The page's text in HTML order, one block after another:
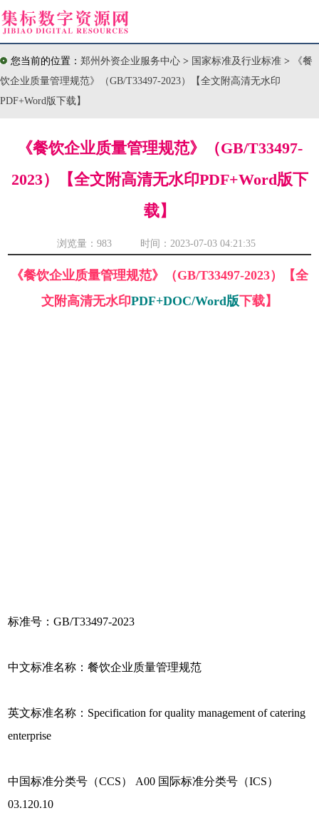
您当前的位置： 郑州外资企业服务中心 > 国家标准及行业标准 >
《餐
饮企业质量管理规范》（GB/T33497-2023）【全文附高清无水印
PDF+Word版下载】
《餐饮企业质量管理规范》（GB/T33497-
2023）【全文附高清无水印PDF+Word版下
载】
浏览量： 983 时间：2023-07-03 04:21:35
《餐饮企业质量管理规范》（GB/T33497-2023）【全
文附高清无水印PDF+DOC/Word版下载】
标准号：GB/T33497-2023
中文标准名称：餐饮企业质量管理规范
英文标准名称：Specification for quality management of catering
enterprise
中国标准分类号（CCS） A00 国际标准分类号（ICS）
03.120.10